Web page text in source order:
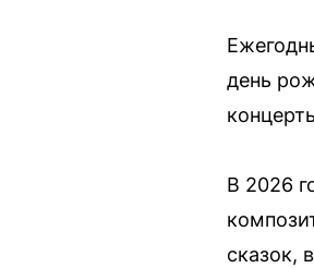
день
В 2026
сказок,